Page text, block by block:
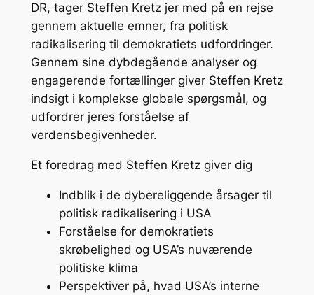
DR, tager Steffen Kretz jer med på en rejse
gennem aktuelle emner, fra politisk
radikalisering til demokratiets udfordringer.
Gennem sine dybdegående analyser og
engagerende fortællinger giver Steffen Kretz
indsigt i komplekse globale spørgsmål, og
udfordrer jeres forståelse af
verdensbegivenheder.
Et foredrag med Steffen Kretz giver dig
Indblik i de dybereliggende årsager til
politisk radikalisering i USA
Forståelse for demokratiets
skrøbelighed og USA’s nuværende
politiske klima
Perspektiver på, hvad USA’s interne